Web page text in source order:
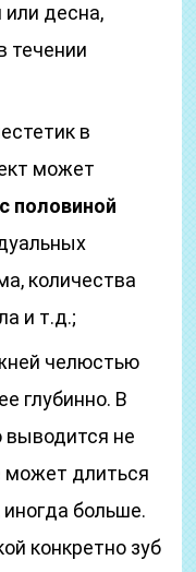
или десна,
течении
в
может
половиной
количества
и т.д.;
челюстью
глубинно. В
выводится не
может длиться
иногда больше.
конкретно зуб